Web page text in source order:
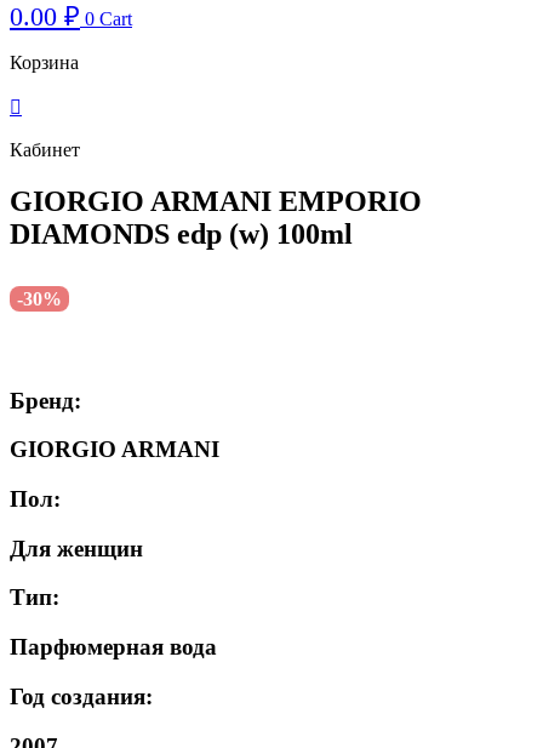
0.00 ₽ 0 Cart
Корзина
Кабинет
GIORGIO ARMANI EMPORIO
DIAMONDS edp (w) 100ml
-30%
Бренд:
GIORGIO ARMANI
Пол:
Для женщин
Тип:
Парфюмерная вода
Год создания: